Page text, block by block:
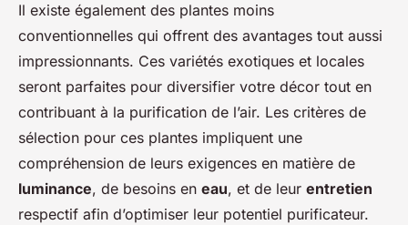
Il existe également des plantes moins
conventionnelles qui offrent des avantages tout aussi
impressionnants. Ces variétés exotiques et locales
seront parfaites pour diversifier votre décor tout en
contribuant à la purification de l’air. Les critères de
sélection pour ces plantes impliquent une
compréhension de leurs exigences en matière de
luminance, de besoins en eau, et de leur entretien
respectif afin d’optimiser leur potentiel purificateur.